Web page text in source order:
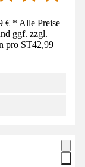
€ * Alle Preise
ggf. zzgl.
pro ST42,99